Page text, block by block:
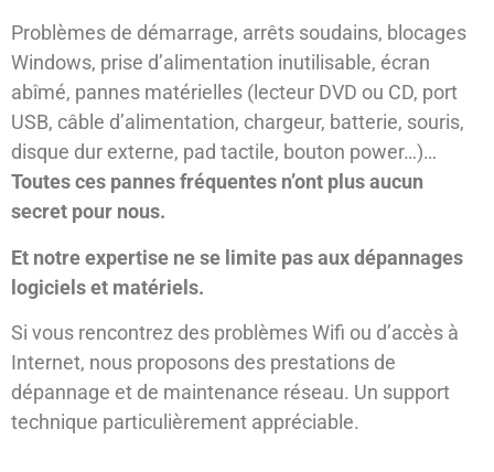
Problèmes de démarrage, arrêts soudains, blocages
Windows, prise d’alimentation inutilisable, écran
abîmé, pannes matérielles (lecteur DVD ou CD, port
USB, câble d’alimentation, chargeur, batterie, souris,
disque dur externe, pad tactile, bouton power…)…
Toutes ces pannes fréquentes n’ont plus aucun
secret pour nous.
Et notre expertise ne se limite pas aux dépannages
logiciels et matériels.
Si vous rencontrez des problèmes Wifi ou d’accès à
Internet, nous proposons des prestations de
dépannage et de maintenance réseau. Un support
technique particulièrement appréciable.